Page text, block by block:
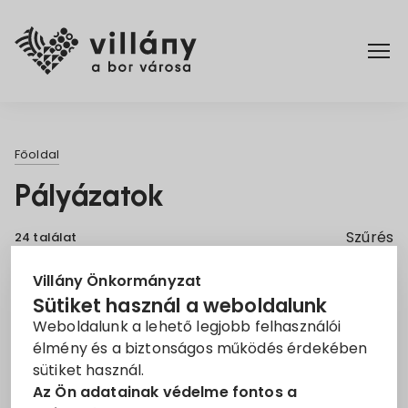
Villány Önkormányzat
Sütiket használ a weboldalunk
Weboldalunk a lehető legjobb felhasználói
élmény és a biztonságos működés érdekében
sütiket használ.
Az Ön adatainak védelme fontos a
Elérhetőségek
Rendelettár
Pályázatok
Dokumentumok
Főoldal
Pályázatok
24 találat Szűrés
Címkék
AJÁNLATTÉTELI FELHÍVÁS
Bölcsöde
1
Csapadékvíz
Energetikai fejlesztés
Gazdaságfejlesztési zóna
2
Hulladékgyűjtés
2
Iparterület
játszótér